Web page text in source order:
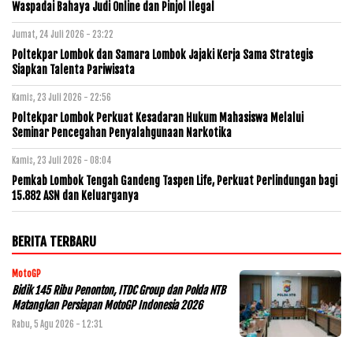
Waspadai Bahaya Judi Online dan Pinjol Ilegal
Jumat, 24 Juli 2026 - 23:22
Poltekpar Lombok dan Samara Lombok Jajaki Kerja Sama Strategis
Siapkan Talenta Pariwisata
Kamis, 23 Juli 2026 - 22:56
Poltekpar Lombok Perkuat Kesadaran Hukum Mahasiswa Melalui
Seminar Pencegahan Penyalahgunaan Narkotika
Kamis, 23 Juli 2026 - 08:04
Pemkab Lombok Tengah Gandeng Taspen Life, Perkuat Perlindungan bagi
15.882 ASN dan Keluarganya
BERITA TERBARU
MotoGP
Bidik 145 Ribu Penonton, ITDC Group dan Polda NTB
Matangkan Persiapan MotoGP Indonesia 2026
Rabu, 5 Agu 2026 - 12:31